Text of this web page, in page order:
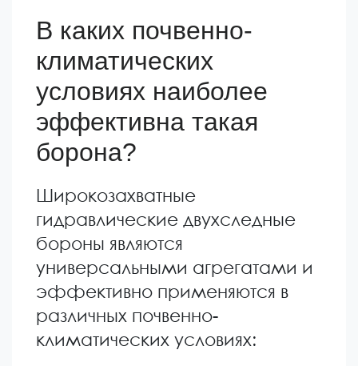
В каких почвенно-
климатических
условиях наиболее
эффективна такая
борона?
Широкозахватные
гидравлические двухследные
бороны являются
универсальными агрегатами и
эффективно применяются в
различных почвенно-
климатических условиях: